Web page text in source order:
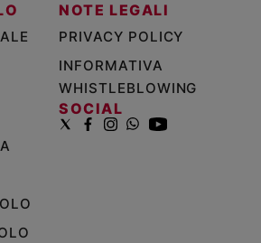
NOTE LEGALI
PRIVACY POLICY
INFORMATIVA
WHISTLEBLOWING
SOCIAL